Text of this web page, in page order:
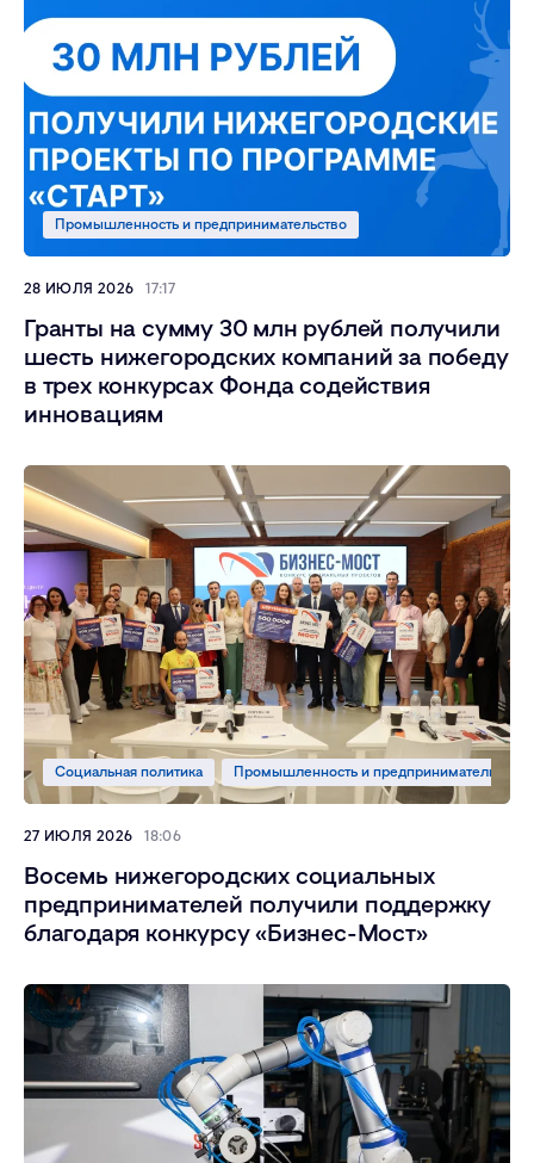
Гранты на сумму 30 млн рублей получили
шесть нижегородских компаний за победу
в трех конкурсах Фонда содействия
инновациям
Промышленность и предпринимательство
28 ИЮЛЯ 2026 17:17
Восемь нижегородских социальных
предпринимателей получили поддержку
благодаря конкурсу «Бизнес-Мост»
Социальная политика Промышленность и предпринимательство
27 ИЮЛЯ 2026 18:06